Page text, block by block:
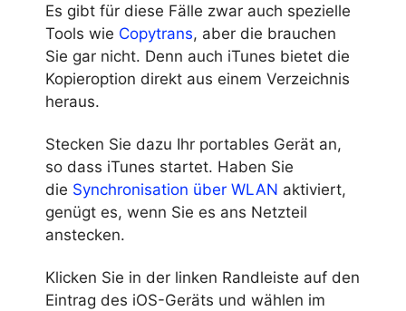
Es gibt für diese Fälle zwar auch spezielle
Tools wie Copytrans, aber die brauchen
Sie gar nicht. Denn auch iTunes bietet die
Kopieroption direkt aus einem Verzeichnis
heraus.
Stecken Sie dazu Ihr portables Gerät an,
so dass iTunes startet. Haben Sie
die Synchronisation über WLAN aktiviert,
genügt es, wenn Sie es ans Netzteil
anstecken.
Klicken Sie in der linken Randleiste auf den
Eintrag des iOS-Geräts und wählen im